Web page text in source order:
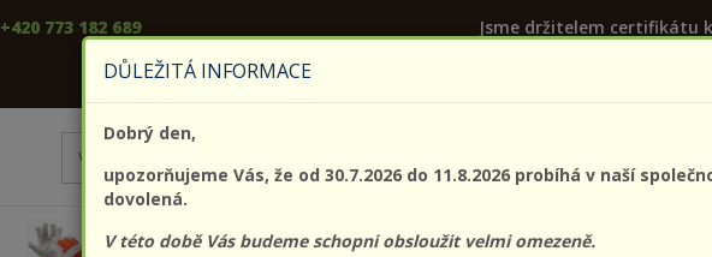
+420 773 182 689 Jsme držitelem certifikátu
DŮLEŽITÁ INFORMACE
Dobrý den,
upozorňujeme Vás, že od 30.7.2026 do 11.8.2026 probíhá v naší
dovolená.
V této době Vás budeme schopni obsloužit velmi omezeně.